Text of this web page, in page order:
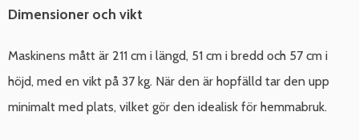
Dimensioner och vikt
Maskinens mått är 211 cm i längd, 51 cm i bredd och 57 cm i
höjd, med en vikt på 37 kg. När den är hopfälld tar den upp
minimalt med plats, vilket gör den idealisk för hemmabruk.